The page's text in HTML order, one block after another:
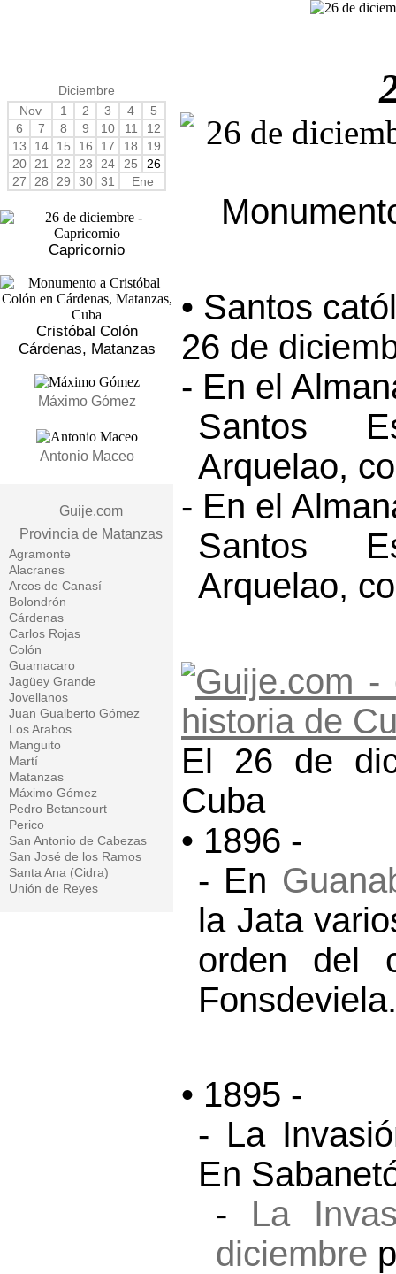
Diciembre
Nov
1 2 3 4
5
6
7 8 9 10 11
12
13
14 15 16 17 18
19
20
21 22 23 24 25
26
27
28 29 30 31 Ene
Capricornio
Cristóbal Colón
Cárdenas, Matanzas
Máximo Gómez
Antonio Maceo
Guije.com
Provincia de Matanzas
Agramonte
Alacranes
Arcos de Canasí
Bolondrón
Cárdenas
Carlos Rojas
Colón
Guamacaro
Jagüey Grande
Jovellanos
Juan Gualberto Gómez
Los Arabos
Manguito
Martí
Matanzas
Máximo Gómez
Pedro Betancourt
Perico
San Antonio de Cabezas
San José de los Ramos
Santa Ana (Cidra)
Unión de Reyes
• Santos
26 de
- En el
Santos
Arquelao,
- En el
Santos
Arquelao,
El 26 de
Cuba
• 1896 -
- En
la Jata
orden del
Fonsdeviela.
• 1895 -
- La
En
- La
diciembre